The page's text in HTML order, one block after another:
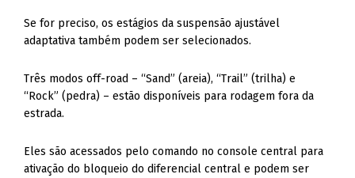
Se for preciso, os estágios da suspensão ajustável
adaptativa também podem ser selecionados.
Três modos off-road – “Sand” (areia), “Trail” (trilha) e
“Rock” (pedra) – estão disponíveis para rodagem fora da
estrada.
Eles são acessados pelo comando no console central para
ativação do bloqueio do diferencial central e podem ser